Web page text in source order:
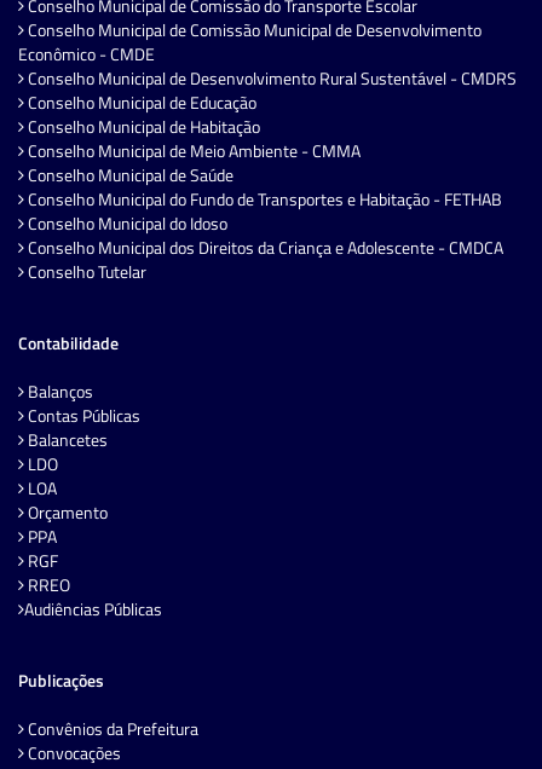
Conselho Municipal de Comissão do Transporte Escolar
Conselho Municipal de Comissão Municipal de Desenvolvimento
Econômico - CMDE
Conselho Municipal de Desenvolvimento Rural Sustentável - CMDRS
Conselho Municipal de Educação
Conselho Municipal de Habitação
Conselho Municipal de Meio Ambiente - CMMA
Conselho Municipal de Saúde
Conselho Municipal do Fundo de Transportes e Habitação - FETHAB
Conselho Municipal do Idoso
Conselho Municipal dos Direitos da Criança e Adolescente - CMDCA
Conselho Tutelar
Contabilidade
Balanços
Contas Públicas
Balancetes
LDO
LOA
Orçamento
PPA
RGF
RREO
Audiências Públicas
Publicações
Convênios da Prefeitura
Convocações